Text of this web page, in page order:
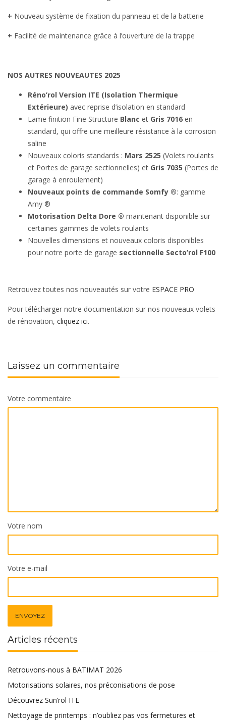
+ Nouveau système de fixation du panneau et de la batterie
+ Facilité de maintenance grâce à l’ouverture de la trappe
NOS AUTRES NOUVEAUTES 2025
Réno’rol Version ITE (Isolation Thermique
Extérieure) avec reprise d’isolation en standard
Lame finition Fine Structure Blanc et Gris 7016 en
standard, qui offre une meilleure résistance à la corrosion
saline
Nouveaux coloris standards : Mars 2525 (Volets roulants
et Portes de garage sectionnelles) et Gris 7035 (Portes de
garage à enroulement)
Nouveaux points de commande Somfy ®: gamme
Amy ®
Motorisation Delta Dore ® maintenant disponible sur
certaines gammes de volets roulants
Nouvelles dimensions et nouveaux coloris disponibles
pour notre porte de garage sectionnelle Secto’rol F100
Retrouvez toutes nos nouveautés sur votre ESPACE PRO
Pour télécharger notre documentation sur nos nouveaux volets
de rénovation, cliquez ici.
Laissez un commentaire
Votre commentaire
Votre nom
Votre e-mail
Articles récents
Retrouvons-nous à BATIMAT 2026
Motorisations solaires, nos préconisations de pose
Découvrez Sun’rol ITE
Nettoyage de printemps : n’oubliez pas vos fermetures et